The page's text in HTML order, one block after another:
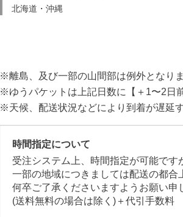
北海道・沖縄
※離島、及び一部の山間部は例外となりま
※ゆうパケットは上記日数に【＋1〜2日
※天候、配送状況などにより到着が遅延
時間指定について
受注システム上、時間指定が可能です
一部の地域につきましては配送の都
何卒ご了承くださいますようお願い申
(送料無料の場合は除く)＋代引手数料